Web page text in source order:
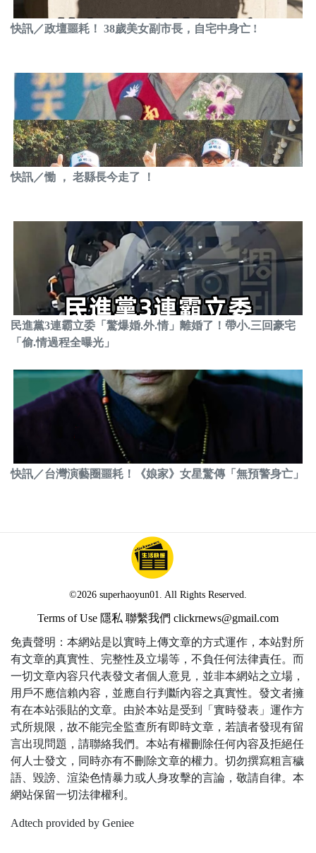
快訊／政壇噩耗！ 38歲美女副市長，自宅中身亡 !
快訊／慟 ， 老縣長今走了 ！
民進黨3連霸立委「驚爆婚.外.情」離婚了！帶小.三回豪宅
「偷.情過程全曝光」
快訊／台灣演藝圈噩耗！《娘家》女星驚傳「無預警身亡」
©2026 superhaoyun01. All Rights Reserved.
Terms of Use 隱私 聯繫我們 clickrnews@gmail.com
免責聲明：本網站是以實時上傳文章的方式運作，本站對所
有文章的真實性、完整性及立場等，不負任何法律責任。而
一切文章內容只代表發文者個人意見，並非本網站之立場，
用戶不應信賴內容，並應自行判斷內容之真實性。發文者擁
有在本站張貼的文章。由於本站是受到「實時發表」運作方
式所規限，故不能完全監查所有即時文章，若讀者發現有留
言出現問題，請聯絡我們。本站有權刪除任何內容及拒絕任
何人士發文，同時亦有不刪除文章的權力。切勿撰寫粗言穢
語、毀謗、渲染色情暴力或人身攻擊的言論，敬請自律。本
網站保留一切法律權利。
Adtech provided by Geniee